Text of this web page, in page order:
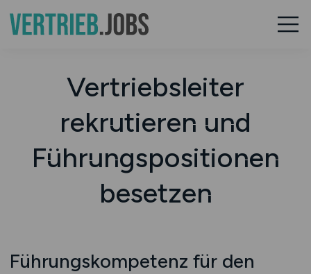
Vertriebsleiter
rekrutieren und
Führungspositionen
besetzen
Führungskompetenz für den